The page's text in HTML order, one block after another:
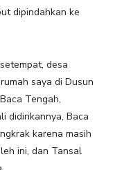
dipindahkan ke
desa
saya di Dusun
Tengah,
didirikannya, Baca
karena masih
ini, dan Tansal